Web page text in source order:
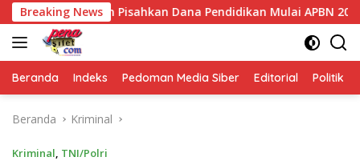
Langsung
ke
konten
Breaking News
Pemerintah Pisahkan Dana Pendidikan Mulai APBN 2027
Beranda Indeks Pedoman Media Siber Editorial Politik
Beranda Kriminal
Kriminal, TNI/Polri